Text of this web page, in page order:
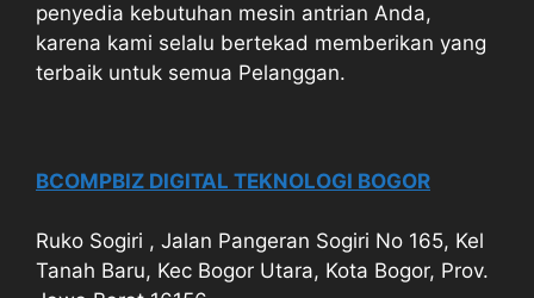
penyedia kebutuhan mesin antrian Anda,
karena kami selalu bertekad memberikan yang
terbaik untuk semua Pelanggan.
BCOMPBIZ DIGITAL TEKNOLOGI BOGOR
Ruko Sogiri , Jalan Pangeran Sogiri No 165, Kel
Tanah Baru, Kec Bogor Utara, Kota Bogor, Prov.